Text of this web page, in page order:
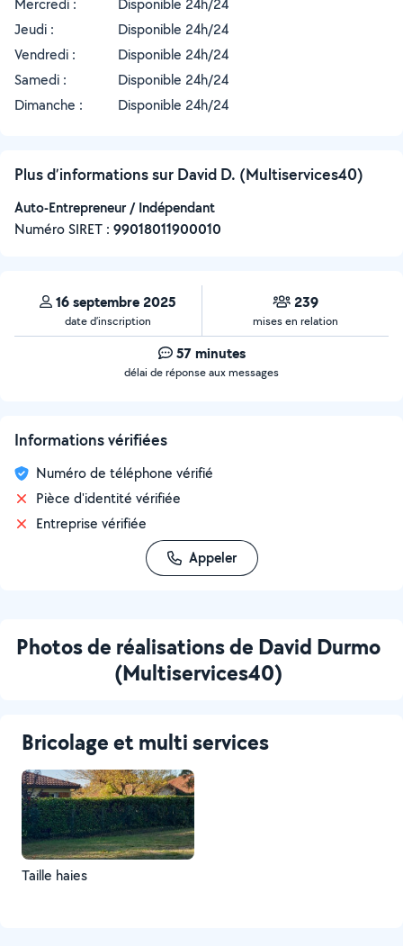
Mercredi :
Disponible 24h/24
Jeudi :
Disponible 24h/24
Vendredi :
Disponible 24h/24
Samedi :
Disponible 24h/24
Dimanche :
Disponible 24h/24
Plus d’informations sur David D. (Multiservices40)
Auto-Entrepreneur / Indépendant
Numéro SIRET : ‍99018011900010
16 septembre 2025
date d’inscription
239
mises en relation
57 minutes
délai de réponse aux messages
Informations vérifiées
Numéro de téléphone vérifié
Pièce d'identité vérifiée
Entreprise vérifiée
Appeler
Photos de réalisations de David Durmo
(Multiservices40)
Bricolage et multi services
Taille haies